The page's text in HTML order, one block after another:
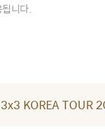
니다.
KOREA TOUR